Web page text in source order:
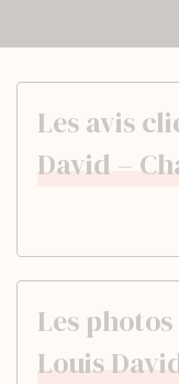
Les avis
David –
Les
Louis